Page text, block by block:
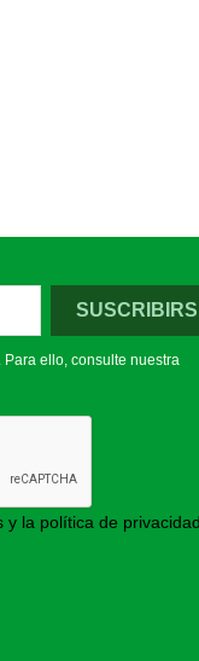
ello, consulte nuestra
y la política de privacidad